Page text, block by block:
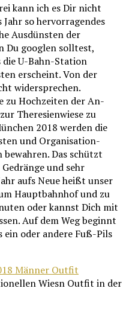
kann ich es Dir nicht
so hervorragendes
Ausdünsten der
Du googlen solltest,
U-Bahn-Station
erscheint. Von der
widersprechen.
zu Hochzeiten der An-
Theresienwiese zu
2018 werden die
und Organisation-
Das schützt
und sehr
aufs Neue heißt unser
Hauptbahnhof und zu
oder kannst Dich mit
Auf dem Weg beginnt
ein oder andere Fuß-Pils
Wiesn Outfit in